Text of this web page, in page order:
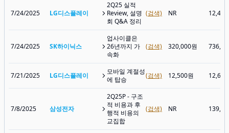
7/24/2025 LG디스플레이
2Q25 실적
Review, 설명
회 Q&A 정리
(검색) NR
7/24/2025 SK하이닉스
업사이클은
26년까지 가
속화
(검색) 320,000원
7/21/2025 LG디스플레이
모바일 계절성
에 탑승
(검색) 12,500원
7/8/2025 삼성전자
2Q25P - 구조
적 비용과 후
행적 비용의
교집합
(검색) NR